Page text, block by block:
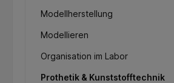
Modellherstellung
Modellieren
Organisation im Labor
Prothetik & Kunststofftechnik